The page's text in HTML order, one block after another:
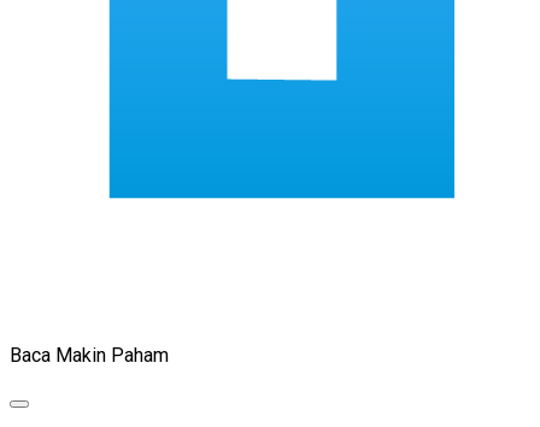
Baca Makin Paham
Expand